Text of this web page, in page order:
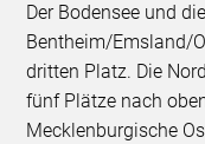
Der Bodensee und
Bentheim/Emsland/
dritten Platz. Die
fünf Plätze nach
Mecklenburgische